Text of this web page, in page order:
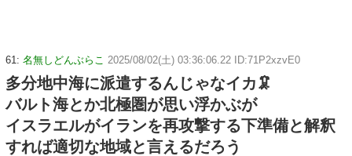
61: 名無しどんぶらこ 2025/08/02(土) 03:36:06.22 ID:71P2xzvE0
多分地中海に派遣するんじゃなイカ🦑
バルト海とか北極圏が思い浮かぶが
イスラエルがイランを再攻撃する下準備と解釈
すれば適切な地域と言えるだろう